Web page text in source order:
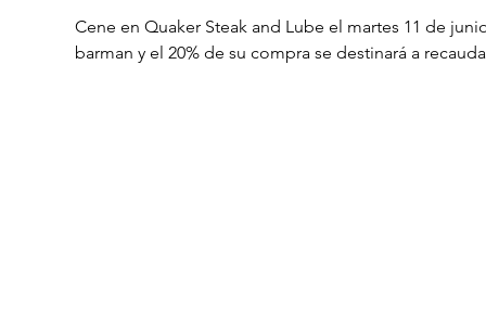
Cene en Quaker Steak and Lube el martes 11 de
barman y el 20% de su compra se destinará a